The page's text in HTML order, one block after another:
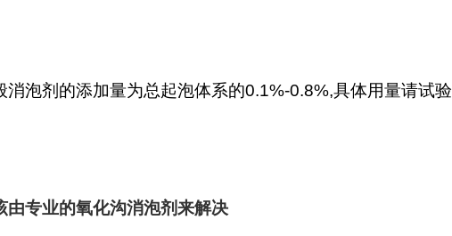
消泡剂的添加量为总起泡体系的0.1%-0.8%,具体用量请试验
由专业的氧化沟消泡剂来解决